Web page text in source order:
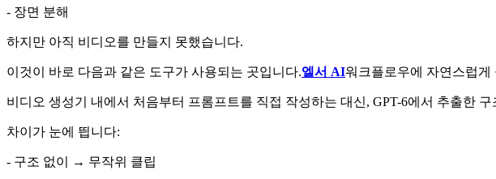
- 장면 분해
하지만 아직 비디오를 만들지 못했습니다.
이것이 바로 다음과 같은 도구가 사용되는 곳입니다.엘서 AI워크플로우에 자연스럽게
비디오 생성기 내에서 처음부터 프롬프트를 직접 작성하는 대신, GPT-6에서 추출한
차이가 눈에 띕니다:
- 구조 없이 → 무작위 클립